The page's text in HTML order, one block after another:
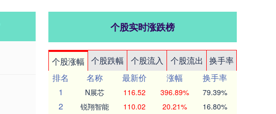
个股实时涨跌榜
个股涨幅 个股跌幅 个股流入 个股流出
换手率
排名
名称 最新价 涨幅
换手率
1
N展芯 116.52 396.89% 79.39%
2 锐翔智能 110.02 20.21% 16.80%